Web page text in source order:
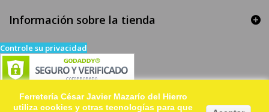
Información sobre la tienda
Ferretería César Javier Mazarío del Hierro
utiliza cookies y otras tecnologías para que
Controle su privacidad